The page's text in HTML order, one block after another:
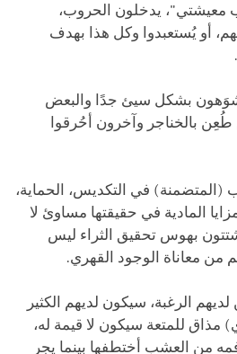
يدخلون الحروب،
أو يُستعبدوا وكل هذا بهدف
يشوَهون بشكل سيئ جدًا والبعض
بالخناجر وآخرون أحُرقوا
(المتضمنة) في التكديس، الحماية،
المادية في حقيقتها مساوئ لا
بهوس تحقيق الثراء ليس
من معاناة الوجود القهري.
لديهم الرغبة، سيكون لديهم الكثير
مذاق للمتعة سيكون لا قيمة له،
من العشب أختطفها بينما يجر